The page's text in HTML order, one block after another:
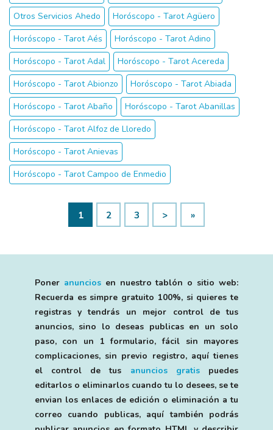
Otros Servicios Ahedo
Horóscopo - Tarot Agüero
Horóscopo - Tarot Aés
Horóscopo - Tarot Adino
Horóscopo - Tarot Adal
Horóscopo - Tarot Acereda
Horóscopo - Tarot Abionzo
Horóscopo - Tarot Abiada
Horóscopo - Tarot Abaño
Horóscopo - Tarot Abanillas
Horóscopo - Tarot Alfoz de Lloredo
Horóscopo - Tarot Anievas
Horóscopo - Tarot Campoo de Enmedio
1 2 3 > »
Poner anunciosen nuestro tablón o sitio web:
Recuerda es simpre gratuito 100%, si quieres te
registras y tendrás un mejor control de tus
anuncios, sino lo deseas publicas en un solo
paso, con un 1 formulario, fácil sin mayores
complicaciones, sin previo registro, aquí tienes
el control de tus anuncios gratispuedes
editarlos o eliminarlos cuando tu lo desees, se te
envian los enlaces de edición o eliminación a tu
correo cuando publicas, aquí también podrás